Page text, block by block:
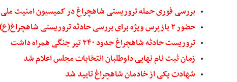
بررسی فوری حمله تروریستی شاهچراغ در کمیسیون امنیت ملی
حضور ۲ بازپرس ویژه برای بررسی حادثه تروریستی شاهچراغ(ع)
تروریست حادثه شاهچراغ حدود ۲۴۰ تیر جنگی همراه داشت
زمان ثبت نام نهایی داوطلبان انتخابات مجلس اعلام شد
شهادت یکی از خادمان شاهچراغ تایید شد